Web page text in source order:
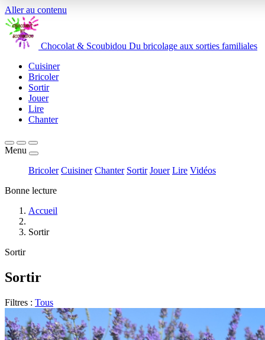
Aller au contenu
Chocolat & Scoubidou Du bricolage aux sorties familiales
Cuisiner
Bricoler
Sortir
Jouer
Lire
Chanter
Menu
Bricoler Cuisiner Chanter Sortir Jouer Lire Vidéos
Bonne lecture
Accueil
Sortir
Sortir
Sortir
Filtres : Tous